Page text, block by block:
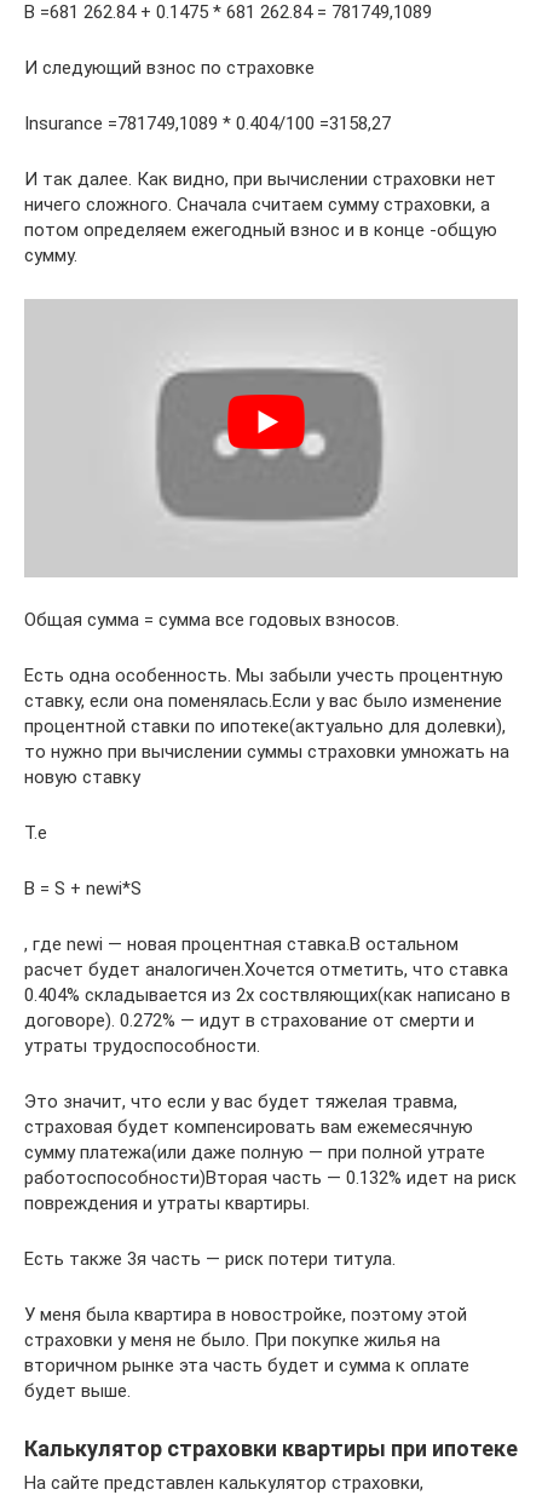
B =681 262.84 + 0.1475 * 681 262.84 = 781749,1089
И следующий взнос по страховке
Insurance =781749,1089 * 0.404/100 =3158,27
И так далее. Как видно, при вычислении страховки нет
ничего сложного. Сначала считаем сумму страховки, а
потом определяем ежегодный взнос и в конце -общую
сумму.
Общая сумма = сумма все годовых взносов.
Есть одна особенность. Мы забыли учесть процентную
ставку, если она поменялась.Если у вас было изменение
процентной ставки по ипотеке(актуально для долевки),
то нужно при вычислении суммы страховки умножать на
новую ставку
Т.е
B = S + newi*S
, где newi — новая процентная ставка.В остальном
расчет будет аналогичен.Хочется отметить, что ставка
0.404% складывается из 2х соствляющих(как написано в
договоре). 0.272% — идут в страхование от смерти и
утраты трудоспособности.
Это значит, что если у вас будет тяжелая травма,
страховая будет компенсировать вам ежемесячную
сумму платежа(или даже полную — при полной утрате
работоспособности)Вторая часть — 0.132% идет на риск
повреждения и утраты квартиры.
Есть также 3я часть — риск потери титула.
У меня была квартира в новостройке, поэтому этой
страховки у меня не было. При покупке жилья на
вторичном рынке эта часть будет и сумма к оплате
будет выше.
Калькулятор страховки квартиры при ипотеке
На сайте представлен калькулятор страховки,